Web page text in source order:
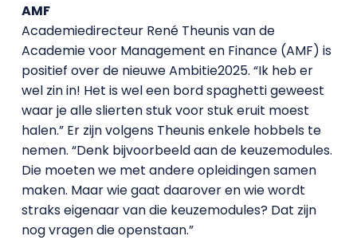
AMF
Academiedirecteur René Theunis van de
Academie voor Management en Finance (AMF) is
positief over de nieuwe Ambitie2025. “Ik heb er
wel zin in! Het is wel een bord spaghetti geweest
waar je alle slierten stuk voor stuk eruit moest
halen.” Er zijn volgens Theunis enkele hobbels te
nemen. “Denk bijvoorbeeld aan de keuzemodules.
Die moeten we met andere opleidingen samen
maken. Maar wie gaat daarover en wie wordt
straks eigenaar van die keuzemodules? Dat zijn
nog vragen die openstaan.”